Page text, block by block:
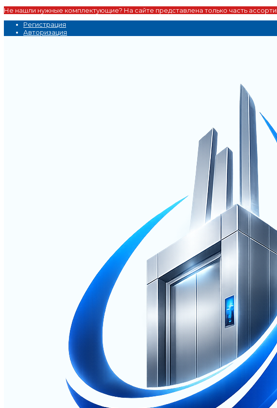
Не нашли нужные комплектующие? На сайте представлена только часть
Регистрация
Авторизация